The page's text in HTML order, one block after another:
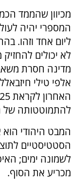
מכיוון שהממד
המספרי יהיה
ליום אחד וזהו.
לא יכולים
מדינה חסרת
אלפי טילי
להתמוטטותה של
המבט היהודי הוא
הסטטיסטיים
לשמונה ימים;
מכריע את הסוף.